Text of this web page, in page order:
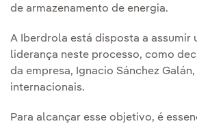
de armazenamento de energia.
A Iberdrola está disposta a assumir
liderança neste processo, como
da empresa, Ignacio Sánchez
internacionais.
Para alcançar esse objetivo, é